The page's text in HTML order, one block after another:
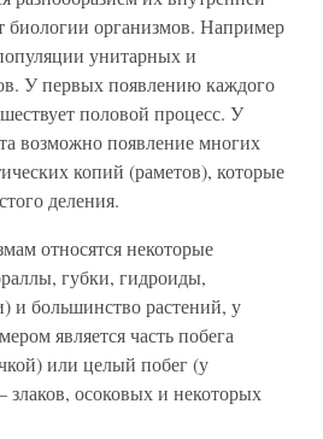
биологии организмов. Например
унитарных и
У первых появлению каждого
половой процесс. У
возможно появление многих
копий (раметов), которые
деления.
относятся некоторые
губки, гидроиды,
и большинство растений, у
является часть побега
или целый побег (у
злаков, осоковых и некоторых